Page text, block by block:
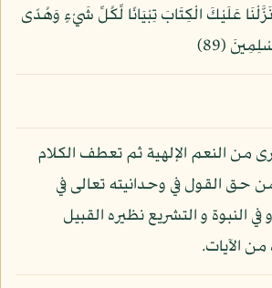
عَلَيْكَ الْكِتَابَ تِبْيَانًا لِّكُلِّ شَيْءٍ وَهُدًى
(89)
من النعم الإلهية ثم تعطف الكلام
حق القول في وحدانيته تعالى في
في النبوة و التشريع نظيره القبيل
من الآيات.